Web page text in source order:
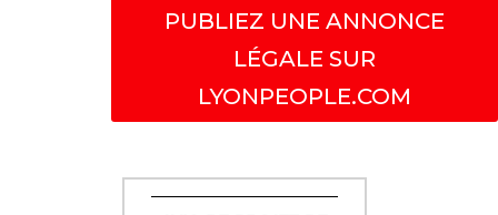
PUBLIEZ UNE ANNONCE
LÉGALE SUR
LYONPEOPLE.COM